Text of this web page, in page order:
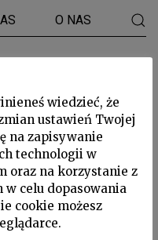
O NAS
wiedzieć, że
ustawień Twojej
na zapisywanie
technologii w
oraz na korzystanie z
celu dopasowania
cookie możesz